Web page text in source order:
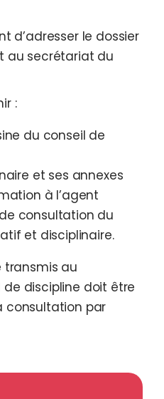
d’adresser le dossier
au secrétariat du
:
du conseil de
et ses annexes
à l’agent
consultation du
et disciplinaire.
transmis au
discipline doit être
consultation par